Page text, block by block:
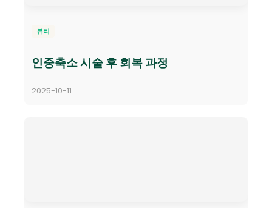
뷰티
인중축소 시술 후 회복 과정
2025-10-11